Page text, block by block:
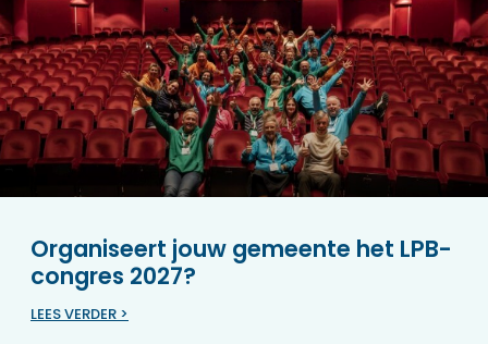
Organiseert jouw gemeente het LPB-
congres 2027?
LEES VERDER >